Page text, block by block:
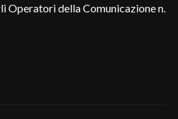
Operatori della Comunicazione n.